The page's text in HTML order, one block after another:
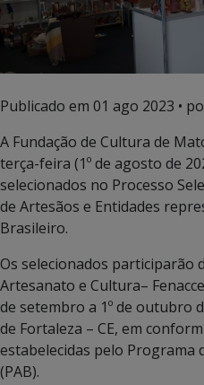
Publicado em 01 ago 2023 •
A Fundação de Cultura de
terça-feira (1º de agosto de
selecionados no Processo
de Artesãos e Entidades
Brasileiro.
Os selecionados participarão
Artesanato e Cultura–
de setembro a 1º de outubro
de Fortaleza – CE, em
estabelecidas pelo Programa
(PAB).